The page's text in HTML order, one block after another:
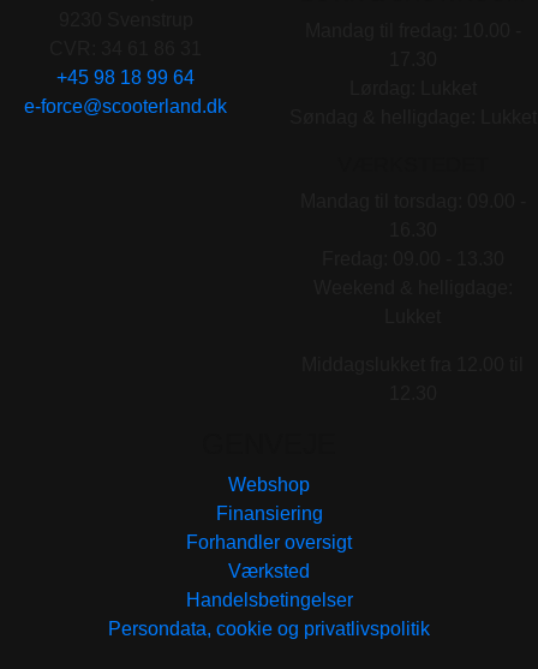
+45 98 18 99 64
e-force@scooterland.dk
Webshop
Finansiering
Forhandler oversigt
Værksted
Handelsbetingelser
Persondata, cookie og privatlivspolitik